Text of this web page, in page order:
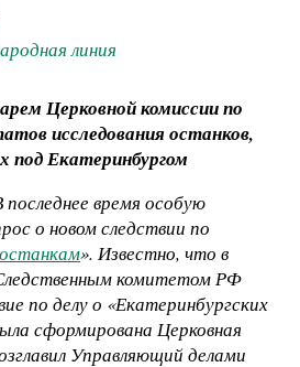
линия
Церковной комиссии по
исследования останков,
под Екатеринбургом
последнее время особую
о новом следствии по
». Известно, что в
комитетом РФ
по делу о «Екатеринбургских
сформирована Церковная
Управляющий делами